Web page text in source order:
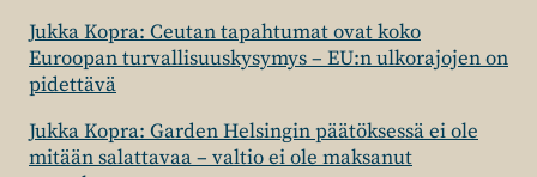
Jukka Kopra: Ceutan tapahtumat ovat koko
Euroopan turvallisuuskysymys – EU:n ulkorajojen on
pidettävä
Jukka Kopra: Garden Helsingin päätöksessä ei ole
mitään salattavaa – valtio ei ole maksanut